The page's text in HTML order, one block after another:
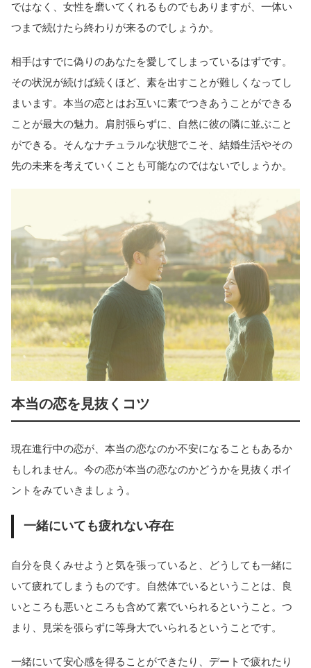
ではなく、女性を磨いてくれるものでもありますが、一体い
つまで続けたら終わりが来るのでしょうか。
相手はすでに偽りのあなたを愛してしまっているはずです。
その状況が続けば続くほど、素を出すことが難しくなってし
まいます。本当の恋とはお互いに素でつきあうことができる
ことが最大の魅力。肩肘張らずに、自然に彼の隣に並ぶこと
ができる。そんなナチュラルな状態でこそ、結婚生活やその
先の未来を考えていくことも可能なのではないでしょうか。
本当の恋を見抜くコツ
現在進行中の恋が、本当の恋なのか不安になることもあるか
もしれません。今の恋が本当の恋なのかどうかを見抜くポイ
ントをみていきましょう。
一緒にいても疲れない存在
自分を良くみせようと気を張っていると、どうしても一緒に
いて疲れてしまうものです。自然体でいるということは、良
いところも悪いところも含めて素でいられるということ。つ
まり、見栄を張らずに等身大でいられるということです。
一緒にいて安心感を得ることができたり、デートで疲れたり